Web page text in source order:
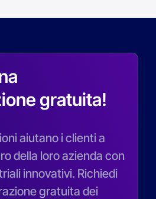
gratuita!
aiutano i clienti a
della loro azienda con
innovativi. Richiedi
gratuita dei